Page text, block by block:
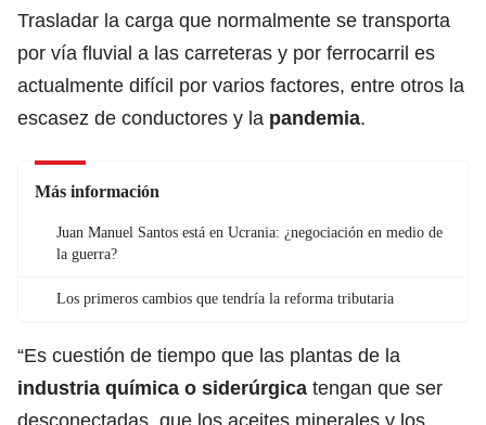
Trasladar la carga que normalmente se transporta
por vía fluvial a las carreteras y por ferrocarril es
actualmente difícil por varios factores, entre otros la
escasez de conductores y la pandemia.
Más información
Juan Manuel Santos está en Ucrania: ¿negociación en medio de
la guerra?
Los primeros cambios que tendría la reforma tributaria
“Es cuestión de tiempo que las plantas de la
industria química o siderúrgica tengan que ser
desconectadas, que los aceites minerales y los